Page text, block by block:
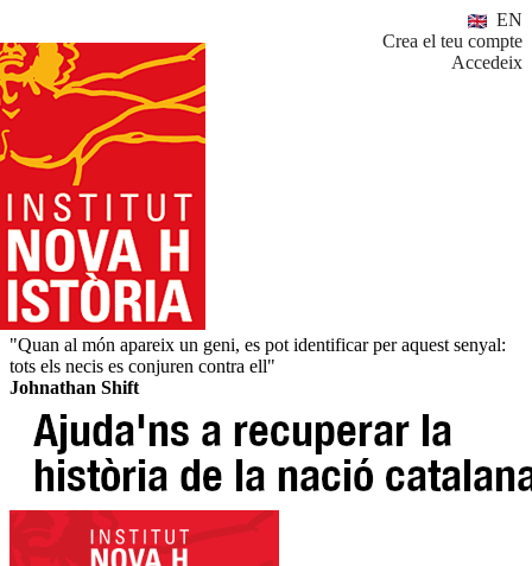
EN
Crea el teu compte
Accedeix
"Quan al món apareix un geni, es pot identificar per aquest senyal:
tots els necis es conjuren contra ell"
Johnathan Shift